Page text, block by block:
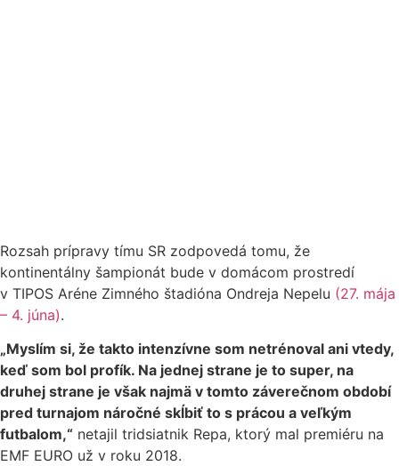
Rozsah prípravy tímu SR zodpovedá tomu, že
kontinentálny šampionát bude v domácom prostredí
v TIPOS Aréne Zimného štadióna Ondreja Nepelu (27. mája
– 4. júna).
„Myslím si, že takto intenzívne som netrénoval ani vtedy,
keď som bol profík. Na jednej strane je to super, na
druhej strane je však najmä v tomto záverečnom období
pred turnajom náročné skĺbiť to s prácou a veľkým
futbalom,“ netajil tridsiatnik Repa, ktorý mal premiéru na
EMF EURO už v roku 2018.